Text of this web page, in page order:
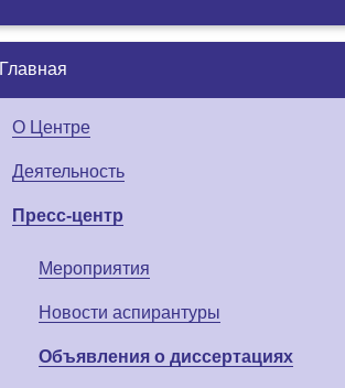
Главная
О Центре
Деятельность
Пресс-центр
Мероприятия
Новости аспирантуры
Объявления о диссертациях